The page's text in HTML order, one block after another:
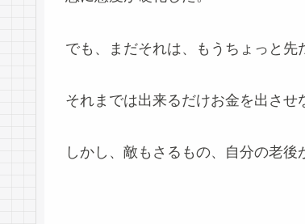
でも、まだそれは、もうちょっと先
それまでは出来るだけお金を出させ
しかし、敵もさるもの、自分の老後